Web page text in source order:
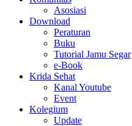
Asosiasi
Download
Peraturan
Buku
Tutorial Jamu Segar
e-Book
Krida Sehat
Kanal Youtube
Event
Kolegium
Update